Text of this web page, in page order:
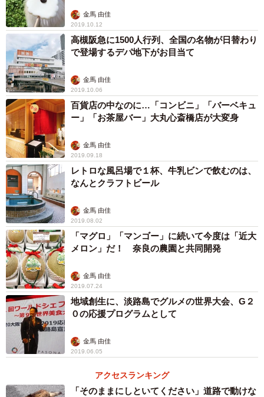
金馬 由佳
2019.10.12
高槻阪急に1500人行列、全国の名物が日替わり
で登場するデパ地下がお目当て
金馬 由佳
2019.10.06
百貨店の中なのに…「コンビニ」「バーベキュ
ー」「お茶屋バー」大丸心斎橋店が大変身
金馬 由佳
2019.09.18
レトロな風呂場で１杯、牛乳ビンで飲むのは、
なんとクラフトビール
金馬 由佳
2019.08.02
「マグロ」「マンゴー」に続いて今度は「近大
メロン」だ！ 奈良の農園と共同開発
金馬 由佳
2019.07.24
地域創生に、淡路島でグルメの世界大会、G２
０の応援プログラムとして
金馬 由佳
2019.06.05
アクセスランキング
「そのままにしといてください」道路で動けな